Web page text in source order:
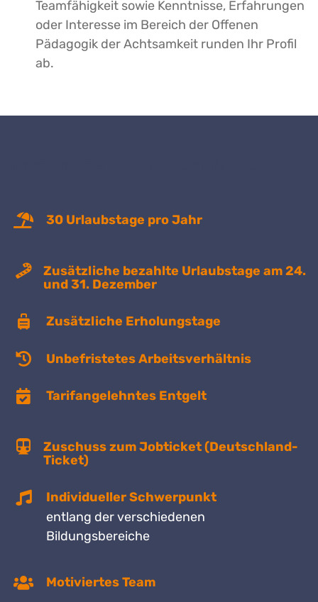
Teamfähigkeit sowie Kenntnisse, Erfahrungen
oder Interesse im Bereich der Offenen
Pädagogik der Achtsamkeit runden Ihr Profil
ab.
30 Urlaubstage pro Jahr
Zusätzliche bezahlte Urlaubstage am 24.
und 31. Dezember
Zusätzliche Erholungstage
Unbefristetes Arbeitsverhältnis
Tarifangelehntes Entgelt
Zuschuss zum Jobticket (Deutschland-
Ticket)
Individueller Schwerpunkt
entlang der verschiedenen
Bildungsbereiche
Motiviertes Team